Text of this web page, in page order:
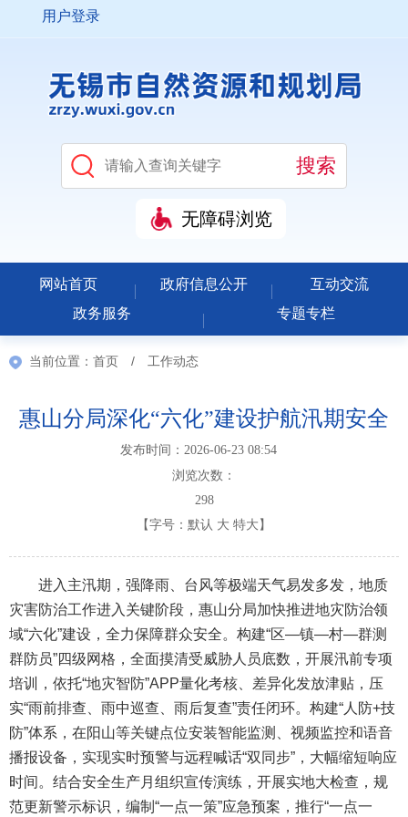
用户登录
无障碍浏览
网站首页 政府信息公开
互动交流
政务服务
专题专栏
当前位置： 首页 / 工作动态
惠山分局深化“六化”建设护航汛期安全
发布时间：2026-06-23 08:54
浏览次数：
298
【字号： 默认 大 特大 】
进入主汛期，强降雨、台风等极端天气易发多发，地质
灾害防治工作进入关键阶段，惠山分局加快推进地灾防治领
域“六化”建设，全力保障群众安全。构建“区—镇—村—群测
群防员”四级网格，全面摸清受威胁人员底数，开展汛前专项
培训，依托“地灾智防”APP量化考核、差异化发放津贴，压
实“雨前排查、雨中巡查、雨后复查”责任闭环。构建“人防+技
防”体系，在阳山等关键点位安装智能监测、视频监控和语音
播报设备，实现实时预警与远程喊话“双同步”，大幅缩短响应
时间。结合安全生产月组织宣传演练，开展实地大检查，规
范更新警示标识，编制“一点一策”应急预案，推行“一点一